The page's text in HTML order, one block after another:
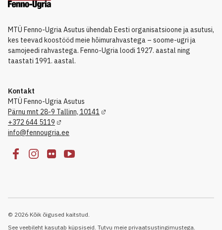
MTÜ Fenno-Ugria Asutus ühendab Eesti organisatsioone ja asutusi,
kes teevad koostööd meie hõimurahvastega – soome-ugri ja
samojeedi rahvastega. Fenno-Ugria loodi 1927. aastal ning
taastati 1991. aastal.
Kontakt
MTÜ Fenno-Ugria Asutus
Pärnu mnt 28-9 Tallinn, 10141
+372 644 5119
info@fennougria.ee
© 2026 Kõik õigused kaitstud.
See veebileht kasutab küpsiseid. Tutvu meie privaatsustingimustega.